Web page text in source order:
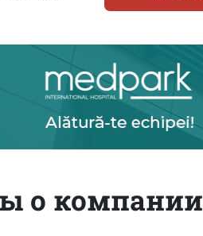
о компании